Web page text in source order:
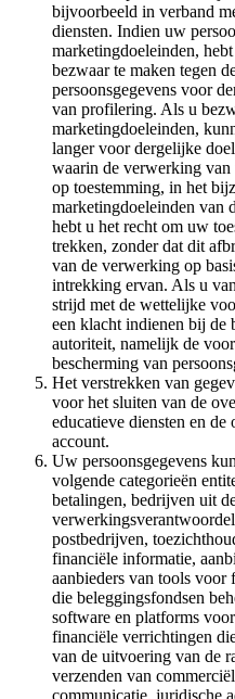
bijvoorbeeld in verband
diensten. Indien uw
marketingdoeleinden,
bezwaar te maken tegen
persoonsgegevens voor
van profilering. Als u
marketingdoeleinden,
langer voor dergelijke
waarin de verwerking van
op toestemming, in het
marketingdoeleinden van
hebt u het recht om uw
trekken, zonder dat dit
van de verwerking op
intrekking ervan. Als u
strijd met de wettelijke
een klacht indienen bij de
autoriteit, namelijk de
bescherming van
Het verstrekken van
voor het sluiten van de
educatieve diensten en
account.
Uw persoonsgegevens
volgende categorieën
betalingen, bedrijven uit
postbedrijven,
financiële informatie,
aanbieders van tools
die beleggingsfondsen
software en platforms
financiële verrichtingen
van de uitvoering van de
verzenden van
communicatie, juridische